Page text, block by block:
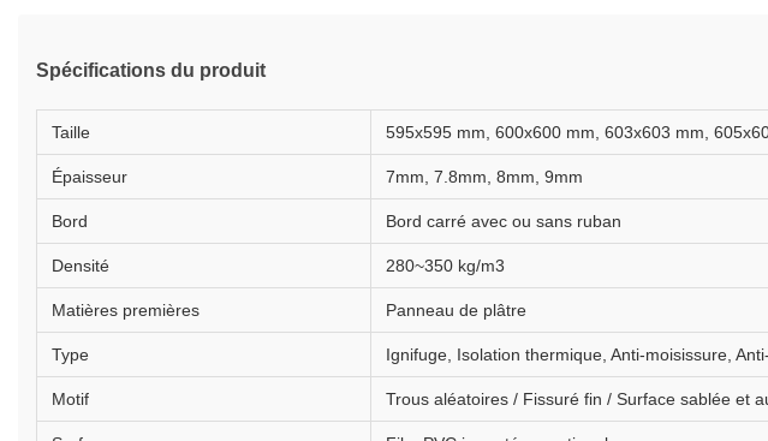
Spécifications du produit
Taille 595x595 mm, 600x600 mm, 603x603 mm,
Épaisseur 7mm, 7.8mm, 8mm, 9mm
Bord Bord carré avec ou sans ruban
Densité 280~350 kg/m3
Matières premières Panneau de plâtre
Type Ignifuge, Isolation thermique, Anti-moisissure,
Motif Trous aléatoires / Fissuré fin / Surface sablée et